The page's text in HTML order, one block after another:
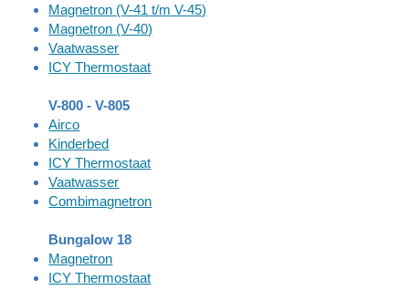
Magnetron (V-41 t/m V-45)
Magnetron (V-40)
Vaatwasser
ICY Thermostaat
V-800 - V-805
Airco
Kinderbed
ICY Thermostaat
Vaatwasser
Combimagnetron
Bungalow 18
Magnetron
ICY Thermostaat